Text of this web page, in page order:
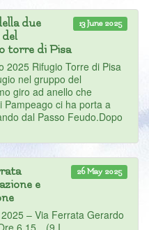
13 June 2025
due
torre di Pisa
2025 Rifugio Torre di Pisa
nel gruppo del
giro ad anello che
Pampeago ci ha porta a
dal Passo Feudo.Dopo
26 May 2025
e
– Via Ferrata Gerardo
6.15…(9 I